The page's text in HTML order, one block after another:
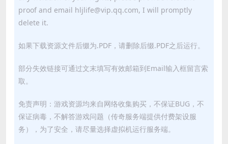
proof and email hljlife@vip.qq.com, I will promptly
delete it.
如果下载资源文件后缀为.PDF，请删除后缀.PDF之后运行。
部分失效链接可通过文末填写有效邮箱到Email输入框留言索
取。
免责声明：游戏资源均来自网络收集购买，不保证BUG，不
保证病毒，不解答游戏问题（传奇服务端提供付费架设服
务），为了安全，请尽量选择虚拟机运行服务端。